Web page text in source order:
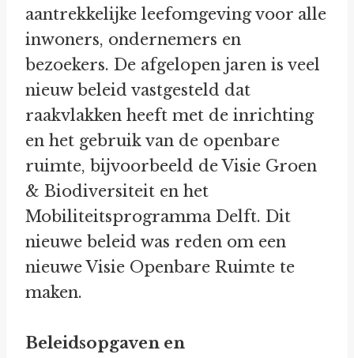
aantrekkelijke leefomgeving voor alle
inwoners, ondernemers en
bezoekers. De afgelopen jaren is veel
nieuw beleid vastgesteld dat
raakvlakken heeft met de inrichting
en het gebruik van de openbare
ruimte, bijvoorbeeld de Visie Groen
& Biodiversiteit en het
Mobiliteitsprogramma Delft. Dit
nieuwe beleid was reden om een
nieuwe Visie Openbare Ruimte te
maken.
Beleidsopgaven en